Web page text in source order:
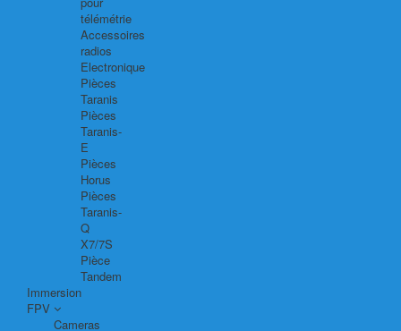
télémétrie
Accessoires
radios
Electronique
Pièces
Taranis
Pièces
Taranis-
E
Pièces
Horus
Pièces
Taranis-
Q
X7/7S
Pièce
Tandem
Immersion
FPV
Cameras